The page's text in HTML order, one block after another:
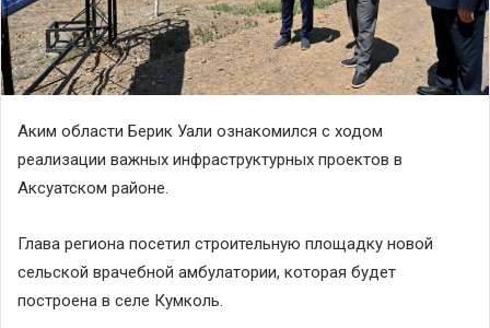
Аким области Берик Уали ознакомился с ходом
реализации важных инфраструктурных проектов в
Аксуатском районе.
Глава региона посетил строительную площадку новой
сельской врачебной амбулатории, которая будет
построена в селе Кумколь.